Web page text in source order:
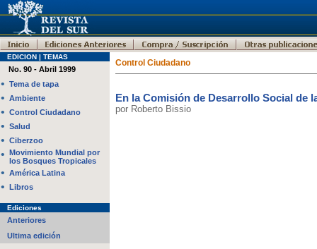
EDICION | TEMAS
No. 90 - Abril 1999
• Tema de tapa
• Ambiente
• Control Ciudadano
• Salud
• Ciberzoo
• Movimiento Mundial por
los Bosques Tropicales
• América Latina
• Libros
Ediciones
Anteriores
Ultima edición
Control Ciudadano
En la Comisión de Desarrollo Social de
por Roberto Bissio